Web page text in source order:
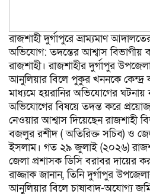
রাজশাহী দুর্গাপুরে ভ্রাম্যমাণ
অভিযোগ: তদন্তের আশ্বাস বিভাগীয়
রাজশাহী। রাজশাহীর দুর্গাপুর
আনুলিয়ার বিলে পুকুর খননকে কেন্দ্র
মাধ্যমে হয়রানির অভিযোগের
অভিযোগের বিষয়ে তদন্ত করে
নেওয়ার আশ্বাস দিয়েছেন রাজশাহী
বজলুর রশীদ ( অতিরিক্ত সচিব) ও
ইসলাম। গত ২৯ জুলাই (২০২৬)
জেলা প্রশাসক ডিসি বরাবর দায়ের
রাজ্জাক জানান, তিনি দুর্গাপুর
আনুলিয়ার বিলে চাষাবাদ-অযোগ্য